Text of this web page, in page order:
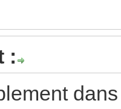
: